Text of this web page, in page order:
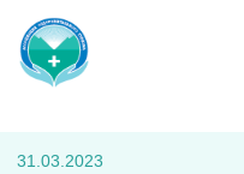
31.03.2023